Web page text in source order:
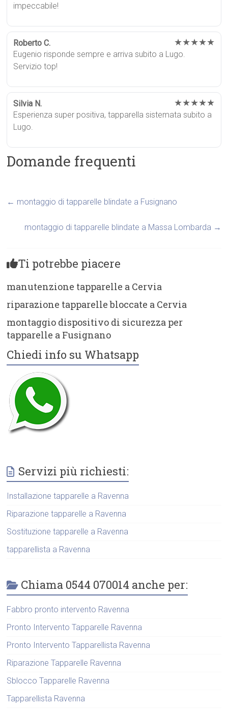
impeccabile!
Roberto C. ★★★★★
Eugenio risponde sempre e arriva subito a Lugo.
Servizio top!
Silvia N. ★★★★★
Esperienza super positiva, tapparella sistemata subito a
Lugo.
Domande frequenti
← montaggio di tapparelle blindate a Fusignano
montaggio di tapparelle blindate a Massa Lombarda →
Ti potrebbe piacere
manutenzione tapparelle a Cervia
riparazione tapparelle bloccate a Cervia
montaggio dispositivo di sicurezza per
tapparelle a Fusignano
Chiedi info su Whatsapp
Servizi più richiesti:
Installazione tapparelle a Ravenna
Riparazione tapparelle a Ravenna
Sostituzione tapparelle a Ravenna
tapparellista a Ravenna
Chiama 0544 070014 anche per:
Fabbro pronto intervento Ravenna
Pronto Intervento Tapparelle Ravenna
Pronto Intervento Tapparellista Ravenna
Riparazione Tapparelle Ravenna
Sblocco Tapparelle Ravenna
Tapparellista Ravenna